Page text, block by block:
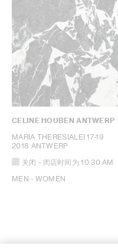
CELINE HOUBEN ANTWERP
MARIA THERESIALEI 17-19
2018 ANTWERP
关闭 - 闭店时间为10:30 AM
MEN - WOMEN